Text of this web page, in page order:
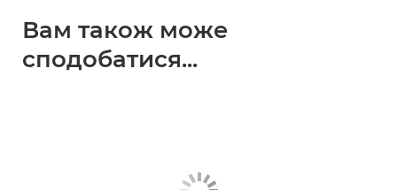
Вам також може
сподобатися...